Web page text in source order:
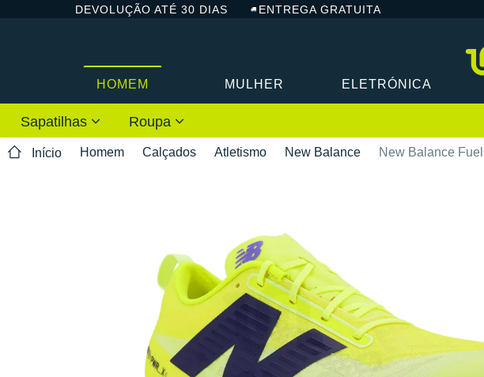
DEVOLUÇÃO ATÉ 30 DIAS ENTREGA GRATUITA
HOMEM MULHER ELETRÓNICA
Sapatilhas Roupa
Início Homem Calçados Atletismo New Balance New Balance